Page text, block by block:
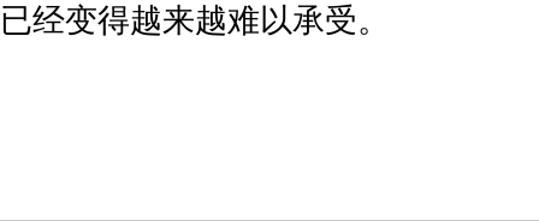
已经变得越来越难以承受。